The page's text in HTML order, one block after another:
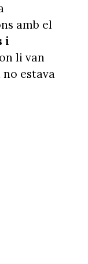
amb el
i
li van
estava